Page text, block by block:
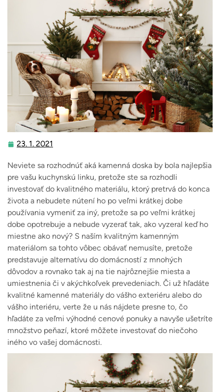
23. 1. 2021
2021
Neviete sa rozhodnúť aká kamenná doska by bola najlepšia
pre vašu kuchynskú linku, pretože ste sa rozhodli
investovať do kvalitného materiálu, ktorý pretrvá do konca
života a nebudete nútení ho po veľmi krátkej dobe
používania vymeniť za iný, pretože sa po veľmi krátkej
dobe opotrebuje a nebude vyzerať tak, ako vyzeral keď ho
miestne ako nový? S naším kvalitným kamenným
materiálom sa tohto vôbec obávať nemusíte, pretože
predstavuje alternatívu do domácností z mnohých
dôvodov a rovnako tak aj na tie najrôznejšie miesta a
umiestnenia či v akýchkoľvek prevedeniach. Či už hľadáte
kvalitné kamenné materiály do vášho exteriéru alebo do
vášho interiéru, verte že u nás nájdete presne to, čo
hľadáte za veľmi výhodné cenové ponuky a navyše ušetríte
množstvo peňazí, ktoré môžete investovať do niečoho
iného vo vašej domácnosti.